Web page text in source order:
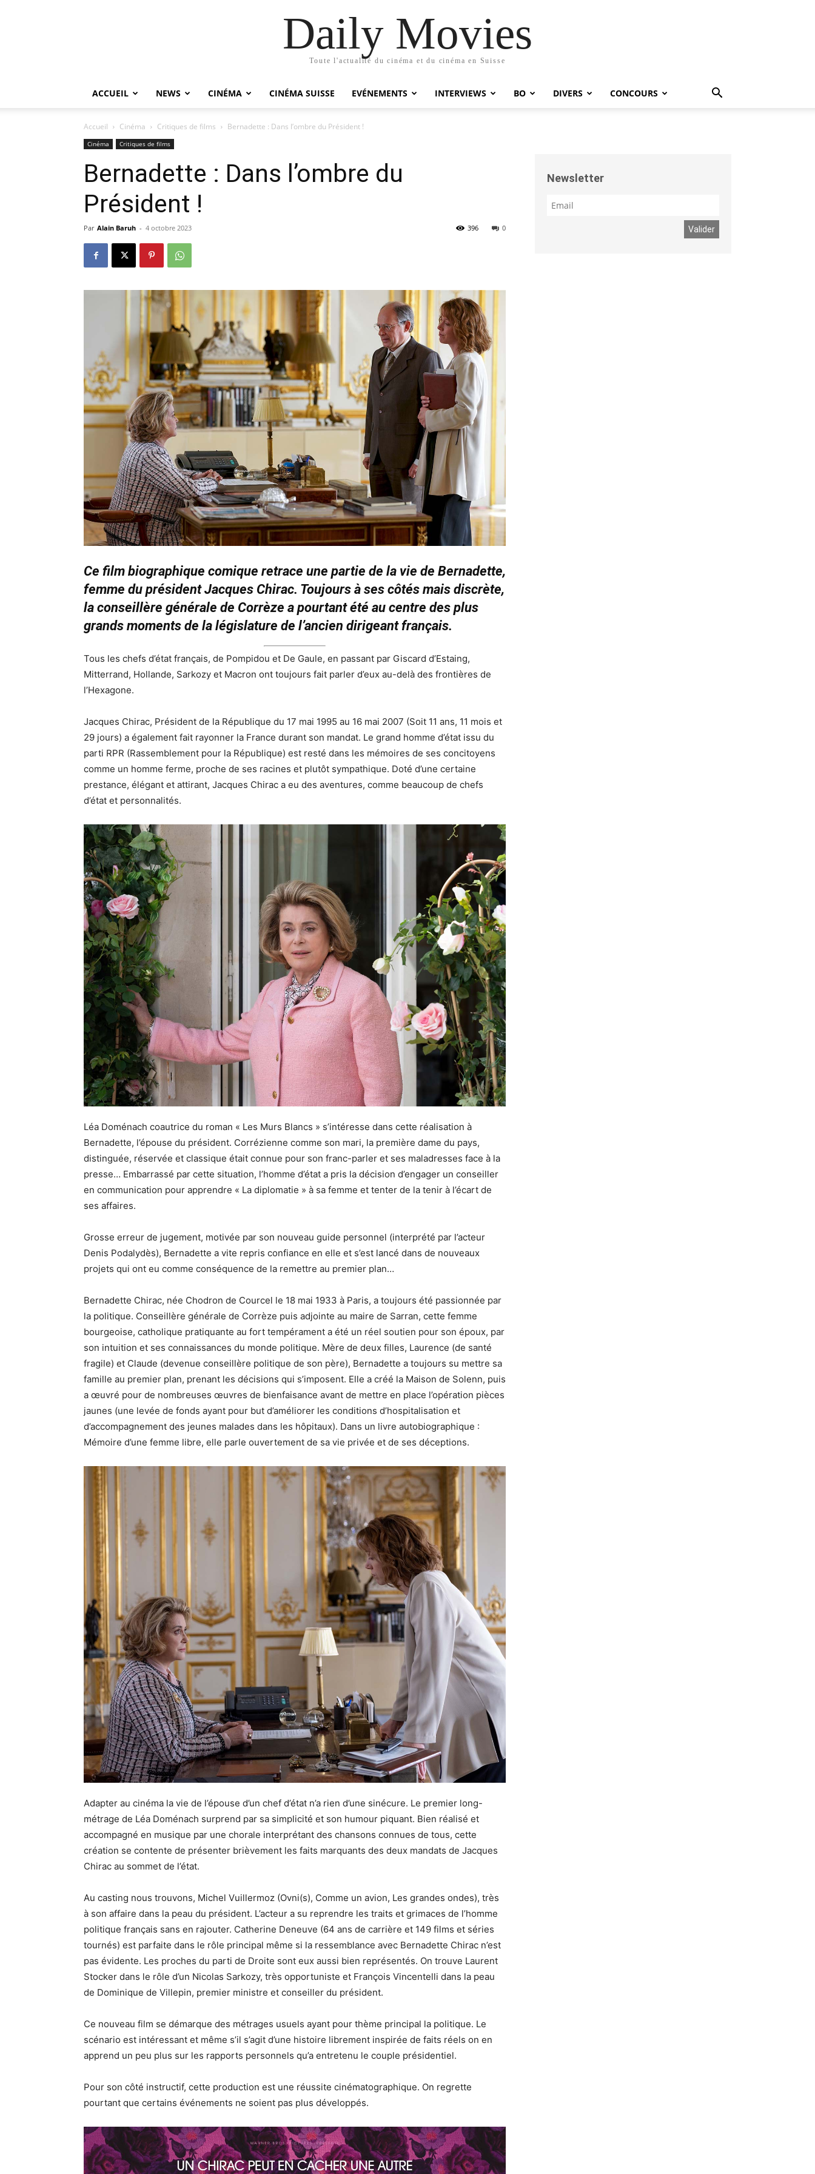
Daily Movies
Toute l'actualité du cinéma et du cinéma en Suisse
ACCUEIL NEWS CINÉMA CINÉMA SUISSE EVÉNEMENTS INTERVIEWS BO DIVERS CONCOURS
Accueil Cinéma Critiques de films Bernadette : Dans l’ombre du Président !
Cinéma Critiques de films
Bernadette : Dans l’ombre du
Président !
Par Alain Baruh - 4 octobre 2023 0
396
Ce film biographique comique retrace une partie de la vie de Bernadette,
femme du président Jacques Chirac. Toujours à ses côtés mais discrète,
la conseillère générale de Corrèze a pourtant été au centre des plus
grands moments de la législature de l’ancien dirigeant français.
Tous les chefs d’état français, de Pompidou et De Gaule, en passant par Giscard d’Estaing,
Mitterrand, Hollande, Sarkozy et Macron ont toujours fait parler d’eux au-delà des frontières de
l’Hexagone.
Jacques Chirac, Président de la République du 17 mai 1995 au 16 mai 2007 (Soit 11 ans, 11 mois et
29 jours) a également fait rayonner la France durant son mandat. Le grand homme d’état issu du
parti RPR (Rassemblement pour la République) est resté dans les mémoires de ses concitoyens
comme un homme ferme, proche de ses racines et plutôt sympathique. Doté d’une certaine
prestance, élégant et attirant, Jacques Chirac a eu des aventures, comme beaucoup de chefs
d’état et personnalités.
Léa Doménach coautrice du roman « Les Murs Blancs » s’intéresse dans cette réalisation à
Bernadette, l’épouse du président. Corrézienne comme son mari, la première dame du pays,
distinguée, réservée et classique était connue pour son franc-parler et ses maladresses face à la
presse… Embarrassé par cette situation, l’homme d’état a pris la décision d’engager un conseiller
en communication pour apprendre « La diplomatie » à sa femme et tenter de la tenir à l’écart de
ses affaires.
Grosse erreur de jugement, motivée par son nouveau guide personnel (interprété par l’acteur
Denis Podalydès), Bernadette a vite repris confiance en elle et s’est lancé dans de nouveaux
projets qui ont eu comme conséquence de la remettre au premier plan…
Bernadette Chirac, née Chodron de Courcel le 18 mai 1933 à Paris, a toujours été passionnée par
la politique. Conseillère générale de Corrèze puis adjointe au maire de Sarran, cette femme
bourgeoise, catholique pratiquante au fort tempérament a été un réel soutien pour son époux, par
son intuition et ses connaissances du monde politique. Mère de deux filles, Laurence (de santé
fragile) et Claude (devenue conseillère politique de son père), Bernadette a toujours su mettre sa
famille au premier plan, prenant les décisions qui s’imposent. Elle a créé la Maison de Solenn, puis
a œuvré pour de nombreuses œuvres de bienfaisance avant de mettre en place l’opération pièces
jaunes (une levée de fonds ayant pour but d’améliorer les conditions d’hospitalisation et
d’accompagnement des jeunes malades dans les hôpitaux). Dans un livre autobiographique :
Mémoire d’une femme libre, elle parle ouvertement de sa vie privée et de ses déceptions.
Adapter au cinéma la vie de l’épouse d’un chef d’état n’a rien d’une sinécure. Le premier long-
métrage de Léa Doménach surprend par sa simplicité et son humour piquant. Bien réalisé et
accompagné en musique par une chorale interprétant des chansons connues de tous, cette
création se contente de présenter brièvement les faits marquants des deux mandats de Jacques
Chirac au sommet de l’état.
Au casting nous trouvons, Michel Vuillermoz (Ovni(s), Comme un avion, Les grandes ondes), très
à son affaire dans la peau du président. L’acteur a su reprendre les traits et grimaces de l’homme
politique français sans en rajouter. Catherine Deneuve (64 ans de carrière et 149 films et séries
tournés) est parfaite dans le rôle principal même si la ressemblance avec Bernadette Chirac n’est
pas évidente. Les proches du parti de Droite sont eux aussi bien représentés. On trouve Laurent
Stocker dans le rôle d’un Nicolas Sarkozy, très opportuniste et François Vincentelli dans la peau
de Dominique de Villepin, premier ministre et conseiller du président.
Ce nouveau film se démarque des métrages usuels ayant pour thème principal la politique. Le
scénario est intéressant et même s’il s’agit d’une histoire librement inspirée de faits réels on en
apprend un peu plus sur les rapports personnels qu’a entretenu le couple présidentiel.
Pour son côté instructif, cette production est une réussite cinématographique. On regrette
pourtant que certains événements ne soient pas plus développés.
Newsletter